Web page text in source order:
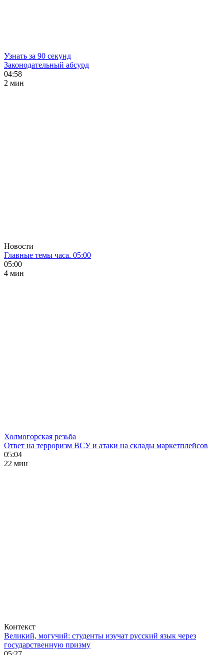
Узнать за 90 секунд
Законодательный абсурд
04:58
2 мин
Новости
Главные темы часа. 05:00
05:00
4 мин
Холмогорская резьба
Ответ на терроризм ВСУ и атаки на склады маркетплейсов
05:04
22 мин
Контекст
Великий, могучий: студенты изучат русский язык через
государственную призму